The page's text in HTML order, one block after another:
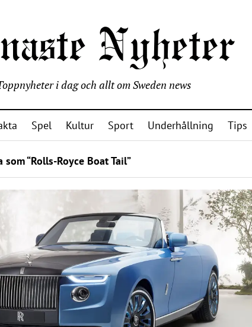
i dag och allt om Sweden news
Spel Kultur Sport Underhållning Tips
“Rolls-Royce Boat Tail”